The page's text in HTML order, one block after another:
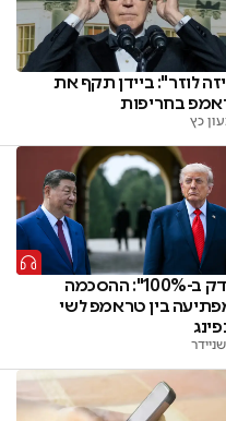
לוזר": ביידן תקף את
בחריפות
כץ
"צדק ב-100%": ההסכמה
בין טראמפ לשי
שניידר